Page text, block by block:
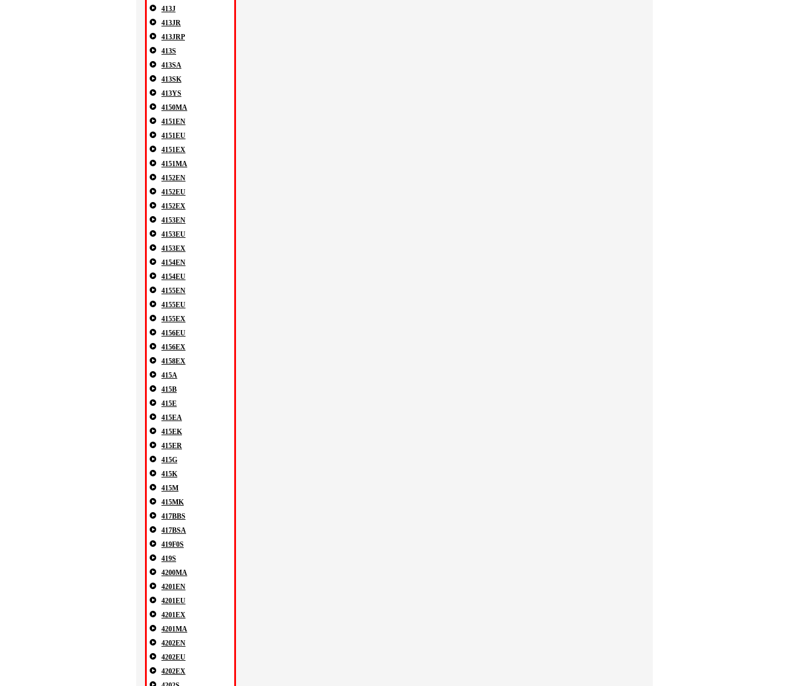
413J
413JR
413JRP
413S
413SA
413SK
413YS
4150MA
4151EN
4151EU
4151EX
4151MA
4152EN
4152EU
4152EX
4153EN
4153EU
4153EX
4154EN
4154EU
4155EN
4155EU
4155EX
4156EU
4156EX
4158EX
415A
415B
415E
415EA
415EK
415ER
415G
415K
415M
415MK
417BBS
417BSA
419F0S
419S
4200MA
4201EN
4201EU
4201EX
4201MA
4202EN
4202EU
4202EX